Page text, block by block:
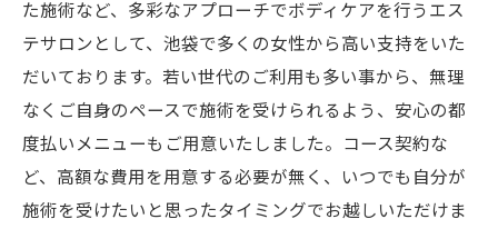
た施術など、多彩なアプローチでボディケアを行うエス
テサロンとして、池袋で多くの女性から高い支持をいた
だいております。若い世代のご利用も多い事から、無理
なくご自身のペースで施術を受けられるよう、安心の都
度払いメニューもご用意いたしました。コース契約な
ど、高額な費用を用意する必要が無く、いつでも自分が
施術を受けたいと思ったタイミングでお越しいただけま